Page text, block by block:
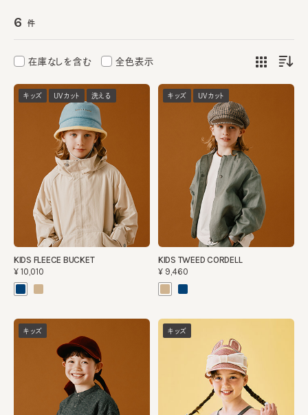
6 件
在庫なしを含む 全色表示
キッズ UVカット 洗える
KIDS FLEECE BUCKET
¥10,010
キッズ UVカット
KIDS TWEED CORDELL
¥9,460
キッズ キッズ